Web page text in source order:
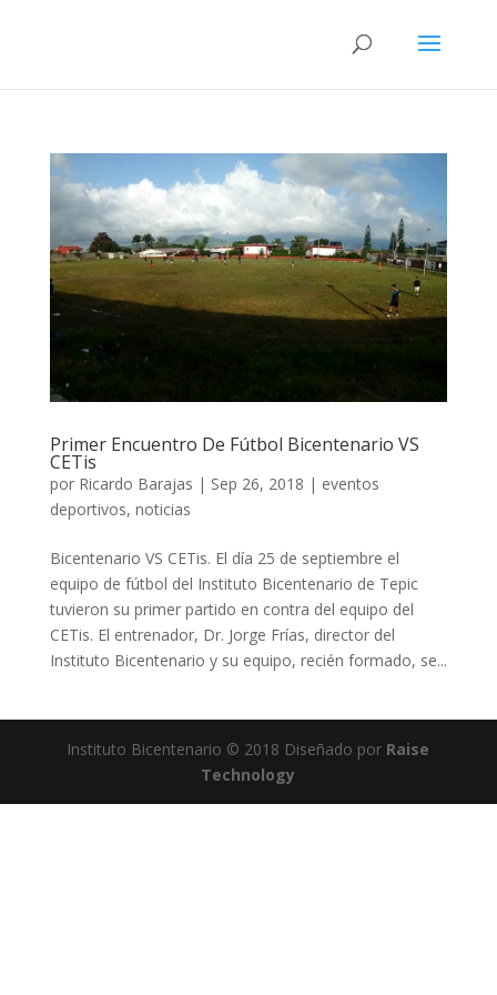
Primer Encuentro De Fútbol Bicentenario VS
CETis
por Ricardo Barajas | Sep 26, 2018 | eventos
deportivos, noticias
Bicentenario VS CETis. El día 25 de septiembre el
equipo de fútbol del Instituto Bicentenario de Tepic
tuvieron su primer partido en contra del equipo del
CETis. El entrenador, Dr. Jorge Frías, director del
Instituto Bicentenario y su equipo, recién formado, se...
Instituto Bicentenario © 2018 Diseñado por Raise
Technology